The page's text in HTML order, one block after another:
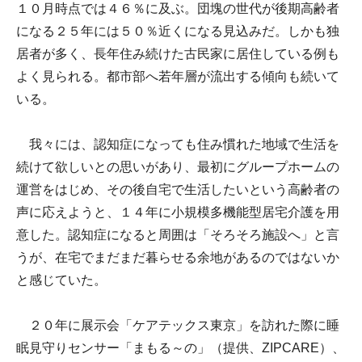
１０月時点では４６％に及ぶ。団塊の世代が後期高齢者
になる２５年には５０％近くになる見込みだ。しかも独
居者が多く、長年住み続けた古民家に居住している例も
よく見られる。都市部へ若年層が流出する傾向も続いて
いる。
我々には、認知症になっても住み慣れた地域で生活を
続けて欲しいとの思いがあり、最初にグループホームの
運営をはじめ、その後自宅で生活したいという高齢者の
声に応えようと、１４年に小規模多機能型居宅介護を用
意した。認知症になると周囲は「そろそろ施設へ」と言
うが、在宅でまだまだ暮らせる余地があるのではないか
と感じていた。
２０年に展示会「ケアテックス東京」を訪れた際に睡
眠見守りセンサー「まもる～の」（提供、ZIPCARE）、